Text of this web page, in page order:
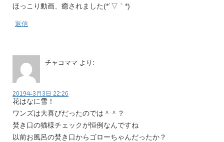
ほっこり動画、癒されました(*´▽｀*)
返信
チャコママ より:
2019年3月3日 22:26
花はなに雪！
ワンズは大喜びだったのでは＾＾？
焚き口の猫様チェックが恒例なんですね
以前お風呂の焚き口からゴローちゃんだったか？